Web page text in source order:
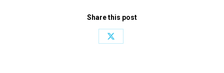
Share this post
Share